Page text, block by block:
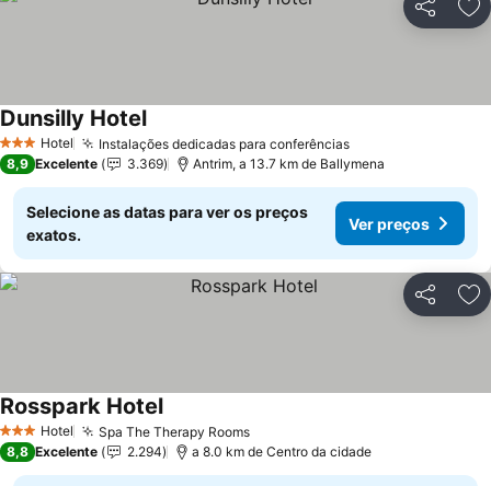
Partilhar
3 EstrelasHotel Instalações dedicadas para conferências
Dunsilly Hotel
8,9 Excelente 3.369 Antrim, a 13.7 km de Ballymena
Selecione as datas para ver os preços
exatos.
Ver preços
Partilhar
3 EstrelasHotel Spa The Therapy Rooms
Rosspark Hotel
8,8 Excelente 2.294 a 8.0 km de Centro da cidade